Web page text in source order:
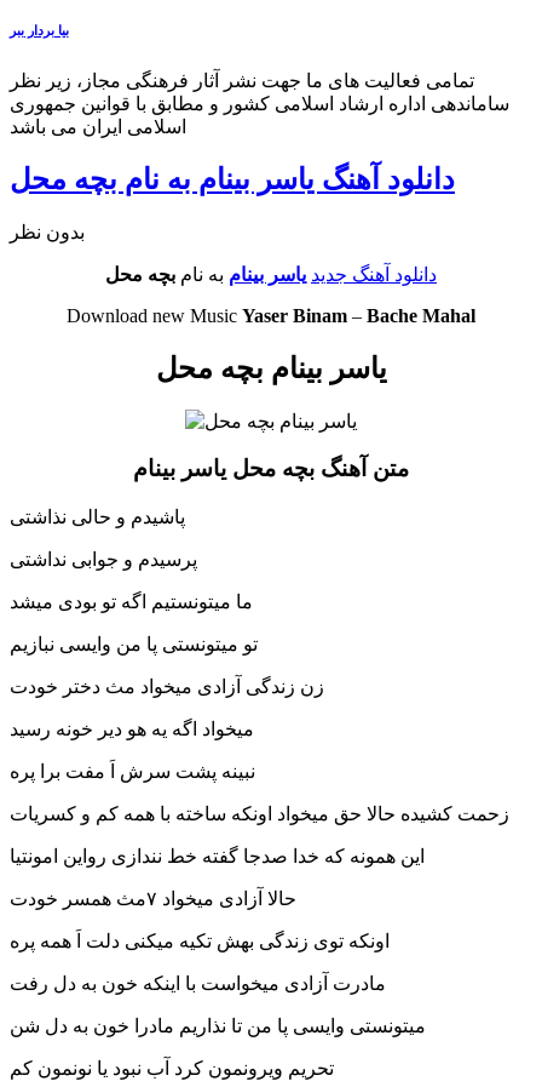
بیا بردار ببر
تمامی فعالیت های ما جهت نشر آثار فرهنگی مجاز، زیر نظر
ساماندهی اداره ارشاد اسلامی کشور و مطابق با قوانین جمهوری
اسلامی ایران می باشد
دانلود آهنگ یاسر بینام به نام بچه محل
بدون نظر
دانلود آهنگ جدید یاسر بینام به نام بچه محل
Download new Music Yaser Binam – Bache Mahal
یاسر بینام بچه محل
متن آهنگ بچه محل یاسر بینام
پاشیدم و حالی نذاشتی
پرسیدم و جوابی نداشتی
ما میتونستیم اگه تو بودی میشد
تو میتونستی پا من وایسی نبازیم
زن زندگی آزادی میخواد مث دختر خودت
میخواد اگه یه هو دیر خونه رسید
نبینه پشت سرش اَ مفت برا پره
زحمت کشیده حالا حق میخواد اونکه ساخته با همه کم و کسریات
این همونه که خدا صدجا گفته خط نندازی رواین امونتیا
حالا آزادی میخواد ۷مث همسر خودت
اونکه توی زندگی بهش تکیه میکنی دلت اَ همه پره
مادرت آزادی میخواست با اینکه خون به دل رفت
میتونستی وایسی پا من تا نذاریم مادرا خون به دل شن
تحریم ویرونمون کرد آب نبود یا نونمون کم